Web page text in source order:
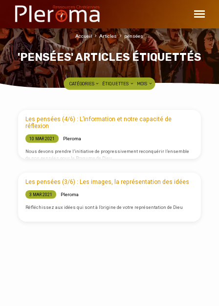
'PENSÉES' ARTICLES ÉTIQUETTÉS
Accueil Articles pensées
CATÉGORIES ÉTIQUETTES MOIS
'PENSÉES'
ARTICLES
ÉTIQUETTÉS
Les pensées (4/6) : L’information et notre capacité de
réflexion
10 MAR 2021 Pleroma
Nous devons prendre l’initiative de progressivement reconquérir l’ensemble
de nos pensées pour le Royaume de Dieu
Les pensées (3/6) : Les images, la représentation des idées
3 MAR 2021 Pleroma
Réfléchissez aux idées qui sont à l’origine de votre représentation de Dieu